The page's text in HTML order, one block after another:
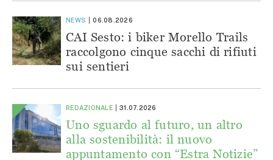
NEWS 06.08.2026
CAI Sesto: i biker Morello Trails
raccolgono cinque sacchi di rifiuti
sui sentieri
REDAZIONALE 31.07.2026
Uno sguardo al futuro, un altro
alla sostenibilità: il nuovo
appuntamento con “Estra Notizie”